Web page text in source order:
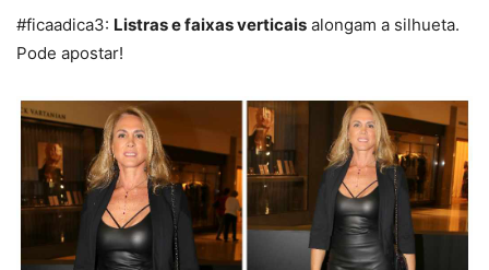
#ficaadica3: Listras e faixas verticais alongam a silhueta.
Pode apostar!